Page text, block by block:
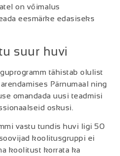
on võimalus
eesmärke edasiseks
suur huvi
tähistab olulist
Pärnumaal ning
omandada uusi teadmisi
oskusi.
vastu tundis huvi ligi 50
koolitusgruppi ei
koolitust korrata ka